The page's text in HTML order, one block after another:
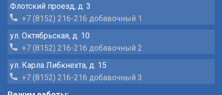
Флотский проезд, д. 3
+7 (8152) 216-216 добавочный 1
ул. Октябрьская, д. 10
+7 (8152) 216-216 добавочный 2
ул. Карла Либкнехта, д. 15
+7 (8152) 216-216 добавочный 3